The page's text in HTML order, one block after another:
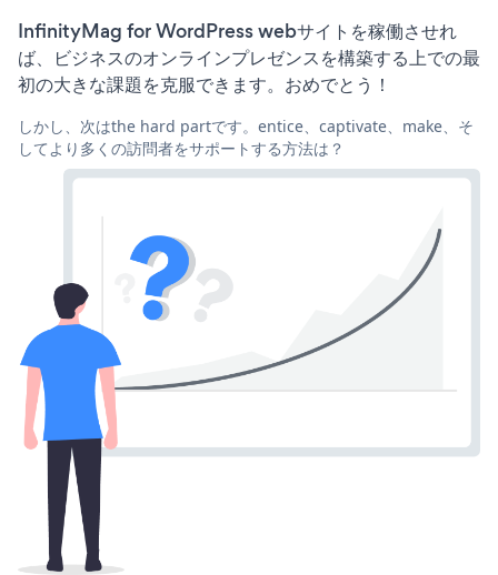
InfinityMag for WordPress webサイトを稼働させれ
ば、ビジネスのオンラインプレゼンスを構築する上での最
初の大きな課題を克服できます。おめでとう！
しかし、次はthe hard partです。entice、captivate、make、そ
してより多くの訪問者をサポートする方法は？